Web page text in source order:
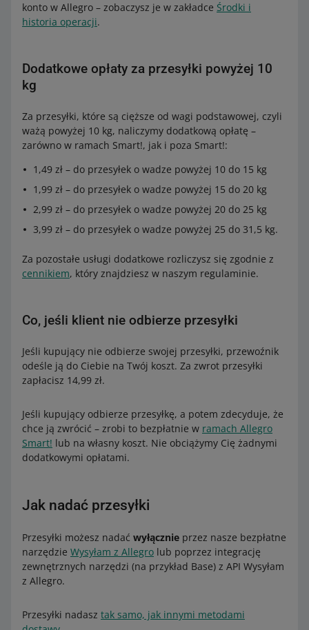
konto w Allegro – zobaczysz je w zakładce Środki i
historia operacji.
Dodatkowe opłaty za przesyłki powyżej 10
kg
Za przesyłki, które są cięższe od wagi podstawowej, czyli
ważą powyżej 10 kg, naliczymy dodatkową opłatę –
zarówno w ramach Smart!, jak i poza Smart!:
1,49 zł – do przesyłek o wadze powyżej 10 do 15 kg
1,99 zł – do przesyłek o wadze powyżej 15 do 20 kg
2,99 zł – do przesyłek o wadze powyżej 20 do 25 kg
3,99 zł – do przesyłek o wadze powyżej 25 do 31,5 kg.
Za pozostałe usługi dodatkowe rozliczysz się zgodnie z
cennikiem, który znajdziesz w naszym regulaminie.
Co, jeśli klient nie odbierze przesyłki
Jeśli kupujący nie odbierze swojej przesyłki, przewoźnik
odeśle ją do Ciebie na Twój koszt. Za zwrot przesyłki
zapłacisz 14,99 zł.
Jeśli kupujący odbierze przesyłkę, a potem zdecyduje, że
chce ją zwrócić – zrobi to bezpłatnie w ramach Allegro
Smart! lub na własny koszt. Nie obciążymy Cię żadnymi
dodatkowymi opłatami.
Jak nadać przesyłki
Przesyłki możesz nadać wyłącznie przez nasze bezpłatne
narzędzie Wysyłam z Allegro lub poprzez integrację
zewnętrznych narzędzi (na przykład Base) z API Wysyłam
z Allegro.
Przesyłki nadasz tak samo, jak innymi metodami